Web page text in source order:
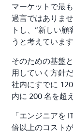
マーケットで最
過言ではありま
トし、”新しい
うと考えていま
そのための基盤
用していく方針
社内にすでに
内に 200 名を超
「エンジニアを
倍以上のコスト